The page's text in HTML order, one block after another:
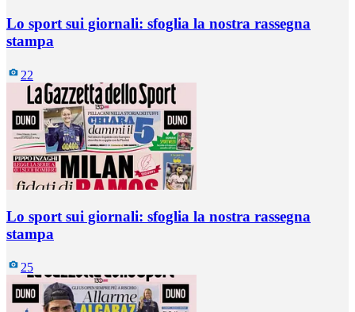
Lo sport sui giornali: sfoglia la nostra rassegna
stampa
22
Lo sport sui giornali: sfoglia la nostra rassegna
stampa
25